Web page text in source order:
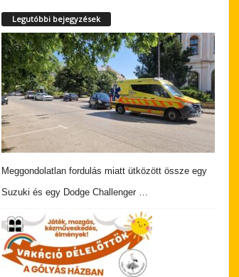
Legutóbbi bejegyzések
Meggondolatlan fordulás miatt ütközött össze egy
Suzuki és egy Dodge Challenger …